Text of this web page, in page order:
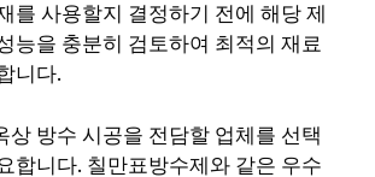
를 사용할지 결정하기 전에 해당 제
능을 충분히 검토하여 최적의 재료
니다.
상 방수 시공을 전담할 업체를 선택
합니다. 칠만표방수제와 같은 우수